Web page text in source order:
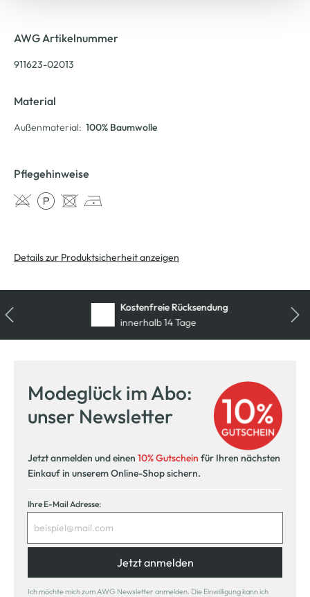
AWG Artikelnummer
911623-02013
Material
Außenmaterial: 100% Baumwolle
Pflegehinweise
Details zur Produktsicherheit anzeigen
Kostenfreie Rücksendung
innerhalb 14 Tage
Modeglück im Abo:
unser Newsletter
Jetzt anmelden und einen 10% Gutschein für Ihren nächsten
Einkauf in unserem Online-Shop sichern.
Ihre E-Mail Adresse:
Jetzt anmelden
Ich möchte mich zum AWG Newsletter anmelden. Die Einwilligung kann ich